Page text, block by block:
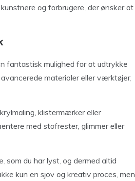
og forbrugere, der ønsker at
fantastisk mulighed for at udtrykke
materialer eller værktøjer;
klistermærker eller
med stofrester, glimmer eller
som du har lyst, og dermed altid
kun en sjov og kreativ proces, men